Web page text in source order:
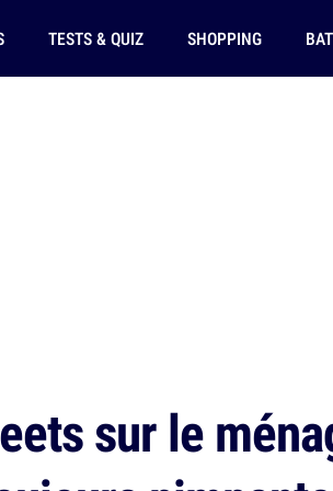
TESTS & QUIZ SHOPPING
sur le